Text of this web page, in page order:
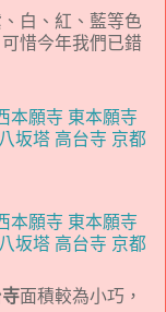
白、紅、藍等色
惜今年我們已錯
面積較為小巧，